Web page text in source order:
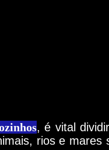
, é vital
rios e mares